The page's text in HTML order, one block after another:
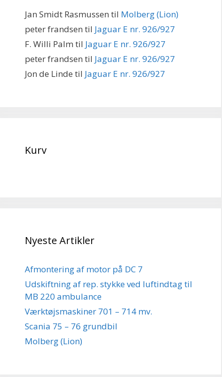
Jan Smidt Rasmussen til Molberg (Lion)
peter frandsen til Jaguar E nr. 926/927
F. Willi Palm til Jaguar E nr. 926/927
peter frandsen til Jaguar E nr. 926/927
Jon de Linde til Jaguar E nr. 926/927
Kurv
Nyeste Artikler
Afmontering af motor på DC 7
Udskiftning af rep. stykke ved luftindtag til
MB 220 ambulance
Værktøjsmaskiner 701 – 714 mv.
Scania 75 – 76 grundbil
Molberg (Lion)